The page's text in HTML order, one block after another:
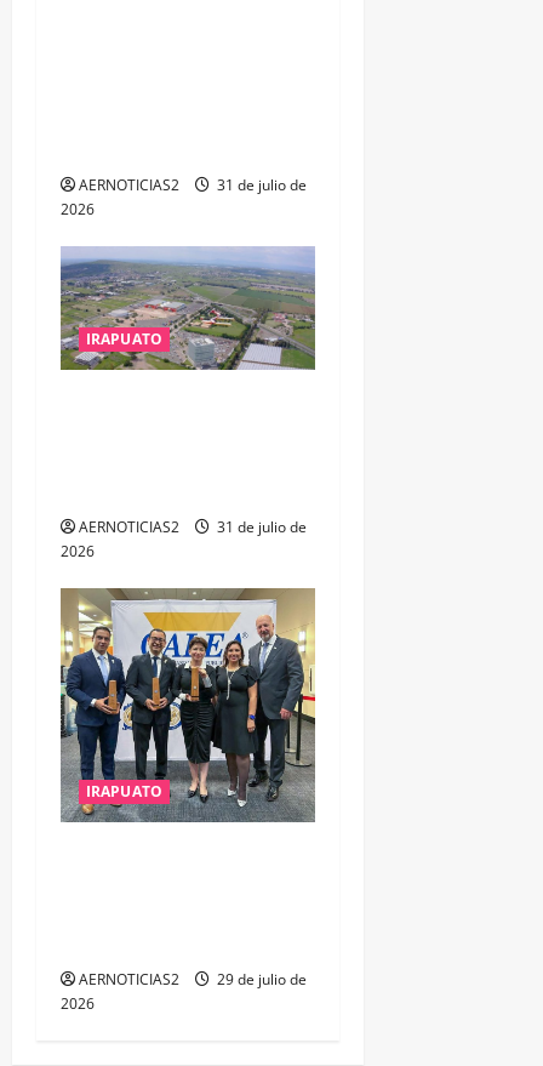
AERNOTICIAS2
31 de julio de
2026
IRAPUATO
AERNOTICIAS2
31 de julio de
2026
IRAPUATO
AERNOTICIAS2
29 de julio de
2026